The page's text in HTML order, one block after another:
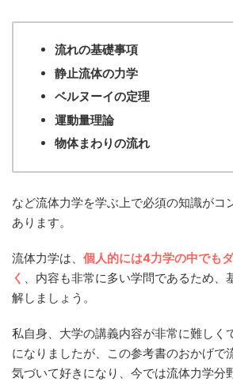
流れの基礎事項
静止流体の力学
ベルヌーイの定理
運動量理論
物体まわりの流れ
など流体力学を学ぶ上で必須の知識がコ
あります。
流体力学は、 個人的には4力学の中でも
く 、内容も非常に多い学問であるため、
解しましょう。
私自身、大学の講義内容が非常に難しく
になりましたが、この参考書のおかげで
気づいて好きになり、今では流体力学分